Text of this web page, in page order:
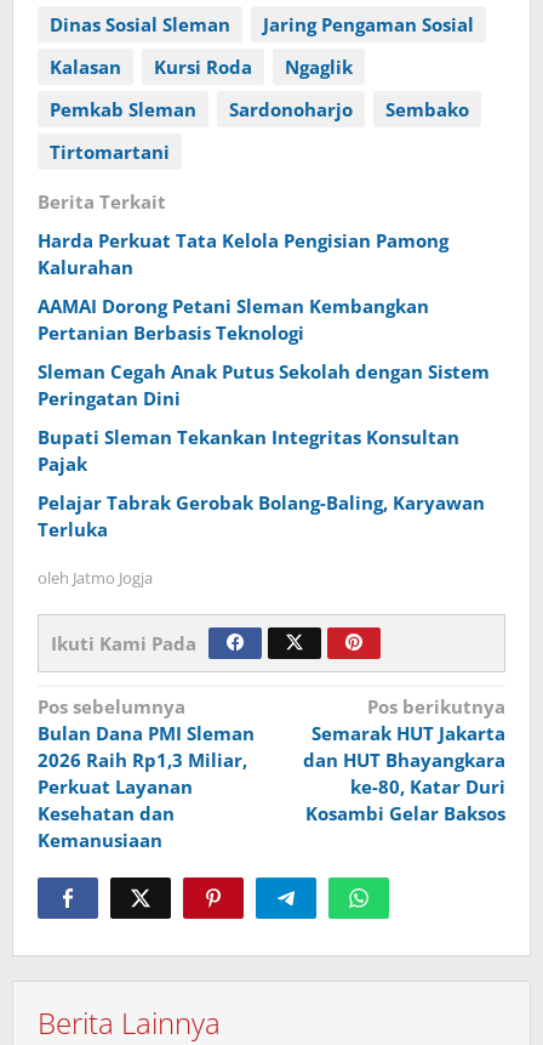
Dinas Sosial Sleman
Jaring Pengaman Sosial
Kalasan
Kursi Roda
Ngaglik
Pemkab Sleman
Sardonoharjo
Sembako
Tirtomartani
Berita Terkait
Harda Perkuat Tata Kelola Pengisian Pamong
Kalurahan
AAMAI Dorong Petani Sleman Kembangkan
Pertanian Berbasis Teknologi
Sleman Cegah Anak Putus Sekolah dengan Sistem
Peringatan Dini
Bupati Sleman Tekankan Integritas Konsultan
Pajak
Pelajar Tabrak Gerobak Bolang-Baling, Karyawan
Terluka
oleh Jatmo Jogja
Ikuti Kami Pada
Navigasi
pos
Pos sebelumnya
Bulan Dana PMI Sleman
2026 Raih Rp1,3 Miliar,
Perkuat Layanan
Kesehatan dan
Kemanusiaan
Pos berikutnya
Semarak HUT Jakarta
dan HUT Bhayangkara
ke-80, Katar Duri
Kosambi Gelar Baksos
Berita Lainnya